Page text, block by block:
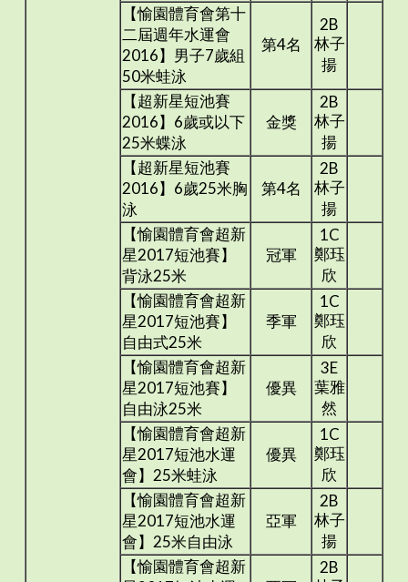
【愉園體育會第十
二屆週年水運會
2016】男子7歲組
50米蛙泳
第4名
2B
林子
揚
【超新星短池賽
2016】6歲或以下
25米蝶泳
金獎
2B
林子
揚
【超新星短池賽
2016】6歲25米胸
泳
第4名
2B
林子
揚
【愉園體育會超新
星2017短池賽】
背泳25米
冠軍
1C
鄭珏
欣
【愉園體育會超新
星2017短池賽】
自由式25米
季軍
1C
鄭珏
欣
【愉園體育會超新
星2017短池賽】
自由泳25米
優異
3E
葉雅
然
【愉園體育會超新
星2017短池水運
會】25米蛙泳
優異
1C
鄭珏
欣
【愉園體育會超新
星2017短池水運
會】25米自由泳
亞軍
2B
林子
揚
【愉園體育會超新
2B